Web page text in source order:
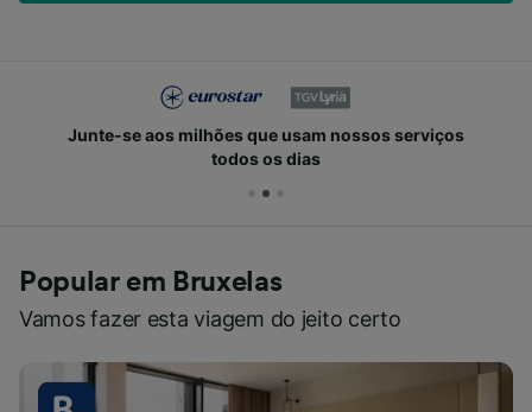
Junte-se aos milhões que usam nossos serviços
todos os dias
Popular em Bruxelas
Vamos fazer esta viagem do jeito certo